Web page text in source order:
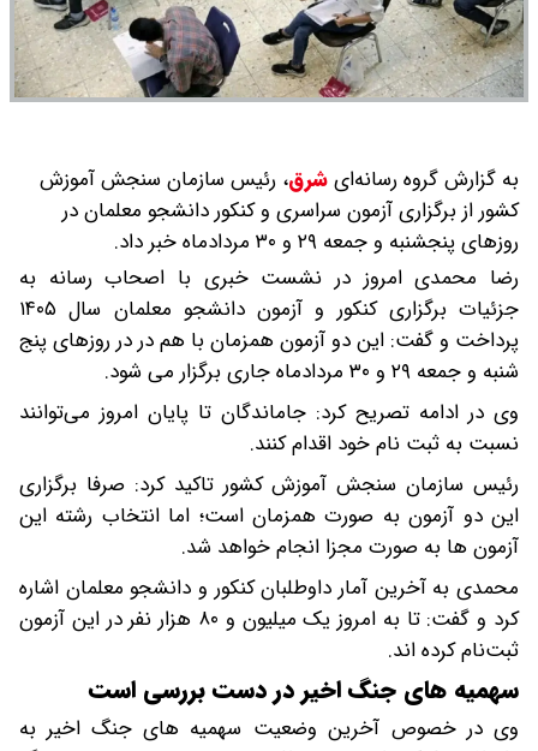
به گزارش گروه رسانه‌ایشرق، رئیس سازمان سنجش آموزش
کشور از برگزاری آزمون سراسری و کنکور دانشجو معلمان در
روزهای پنجشنبه و جمعه ۲۹ و ۳۰ مردادماه خبر داد.
رضا محمدی امروز در نشست خبری با اصحاب رسانه به
جزئیات برگزاری کنکور و آزمون دانشجو معلمان سال ۱۴۰۵
پرداخت و گفت: این دو آزمون همزمان با هم در در روزهای پنج
شنبه و جمعه ۲۹ و ۳۰ مردادماه جاری برگزار می شود.
وی در ادامه تصریح کرد: جاماندگان تا پایان امروز می‌توانند
نسبت به ثبت نام خود اقدام کنند.
رئیس سازمان سنجش آموزش کشور تاکید کرد: صرفا برگزاری
این دو آزمون به صورت همزمان است؛ اما انتخاب رشته این
آزمون ها به صورت مجزا انجام خواهد شد.
محمدی به آخرین آمار داوطلبان کنکور و دانشجو معلمان اشاره
کرد و گفت: تا به امروز یک میلیون و ۸۰ هزار نفر در این آزمون
ثبت‌نام کرده اند.
سهمیه های جنگ اخیر در دست بررسی است
وی در خصوص آخرین وضعیت سهمیه های جنگ اخیر به